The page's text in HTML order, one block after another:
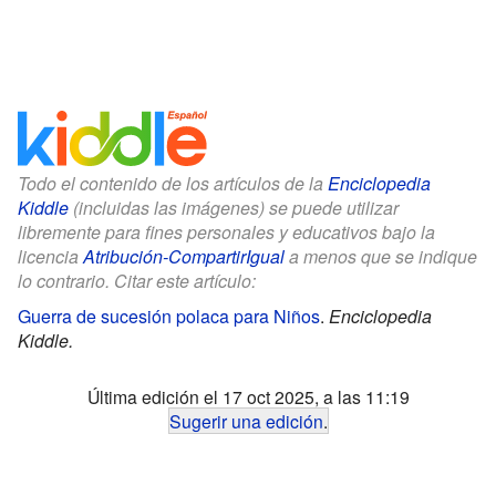
Todo el contenido de los artículos de la Enciclopedia
Kiddle (incluidas las imágenes) se puede utilizar
libremente para fines personales y educativos bajo la
licenciaAtribución-CompartirIguala menos que se indique
lo contrario. Citar este artículo:
Guerra de sucesión polaca para Niños. Enciclopedia
Kiddle.
Última edición el 17 oct 2025, a las 11:19
Sugerir una edición.